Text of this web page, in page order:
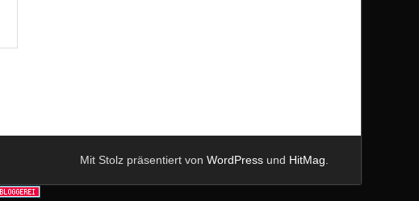
Mit Stolz präsentiert von WordPress und HitMag